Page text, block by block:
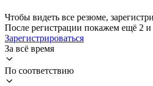
Чтобы видеть все резюме,
После регистрации покажем ещё 2
Зарегистрироваться
За всё время
По соответствию